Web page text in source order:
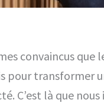
convaincus
pour transformer
C’est là que